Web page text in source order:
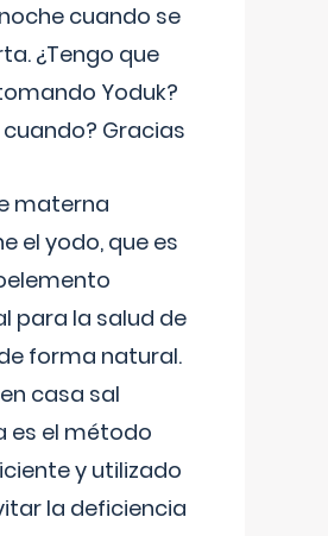
cuando se
¿Tengo que
Yoduk?
Gracias
materna
el yodo, que es
para la salud de
forma natural.
casa sal
es el método
y utilizado
la deficiencia